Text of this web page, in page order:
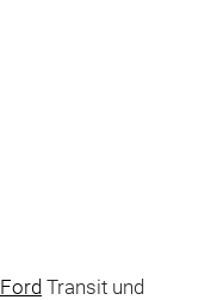
FordTransit und